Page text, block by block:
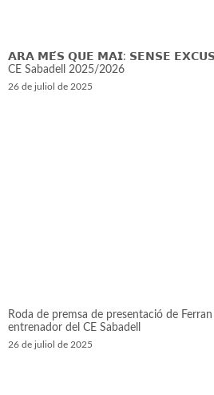
𝗔𝗥𝗔 𝗠𝗘́𝗦 𝗤𝗨𝗘 𝗠𝗔𝗜: 𝗦𝗘𝗡𝗦𝗘 𝗘𝗫𝗖𝗨𝗦𝗘𝗦
CE Sabadell 2025/2026
26 de juliol de 2025
Roda de premsa de presentació de
entrenador del CE Sabadell
26 de juliol de 2025